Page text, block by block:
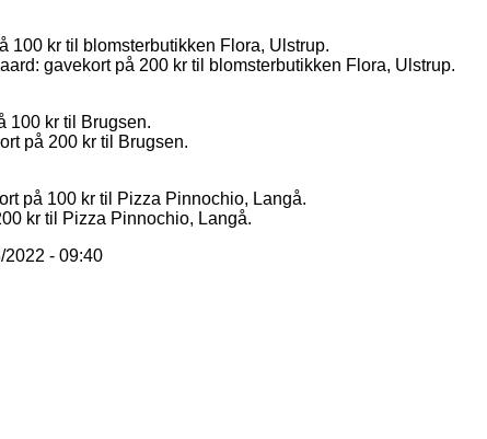
100 kr til blomsterbutikken Flora, Ulstrup.
gavekort på 200 kr til blomsterbutikken Flora, Ulstrup.
100 kr til Brugsen.
på 200 kr til Brugsen.
på 100 kr til Pizza Pinnochio, Langå.
kr til Pizza Pinnochio, Langå.
2022 - 09:40